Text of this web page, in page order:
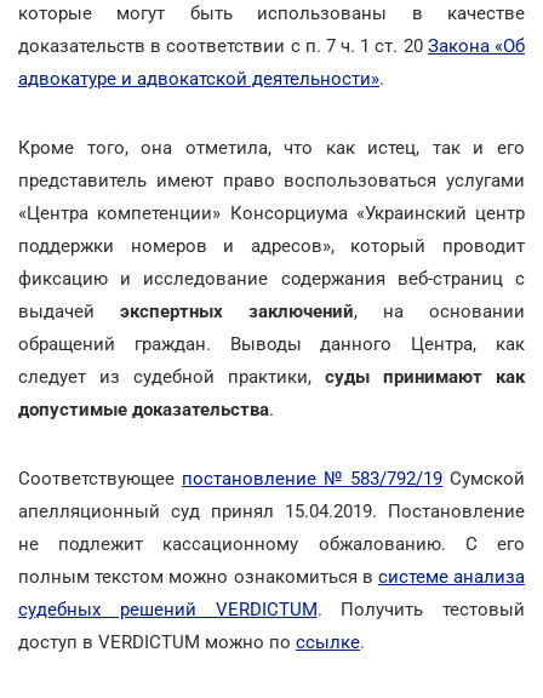
которые могут быть использованы в качестве
доказательств в соответствии с п. 7 ч. 1 ст. 20 Закона «Об
адвокатуре и адвокатской деятельности».
Кроме того, она отметила, что как истец, так и его
представитель имеют право воспользоваться услугами
«Центра компетенции» Консорциума «Украинский центр
поддержки номеров и адресов», который проводит
фиксацию и исследование содержания веб-страниц с
выдачей экспертных заключений, на основании
обращений граждан. Выводы данного Центра, как
следует из судебной практики, суды принимают как
допустимые доказательства.
Соответствующее постановление № 583/792/19 Сумской
апелляционный суд принял 15.04.2019. Постановление
не подлежит кассационному обжалованию. С его
полным текстом можно ознакомиться в системе анализа
судебных решений VERDICTUM. Получить тестовый
доступ в VERDICTUM можно по ссылке.